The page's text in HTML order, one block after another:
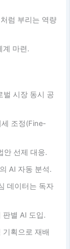
럼 부리는 역량
계 마련.
벌 시장 동시 공
조정(Fine-
안 선제 대응.
AI 자동 분석.
데이터는 독자
판별 AI 도입.
기획으로 재배